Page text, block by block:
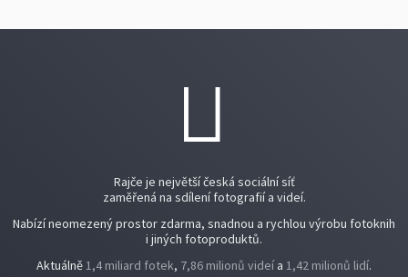
Rajče je největší česká sociální síť
zaměřená na sdílení fotografií a videí.
Nabízí neomezený prostor zdarma, snadnou a rychlou výrobu fotoknih
i jiných fotoproduktů.
Aktuálně1,4 miliard fotek, 7,86 milionů videí a 1,42 milionů lidí.